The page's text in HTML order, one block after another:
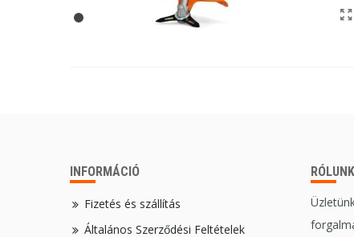
INFORMÁCIÓ
Fizetés és szállítás
Általános Szerződési Feltételek
RÓLUNK